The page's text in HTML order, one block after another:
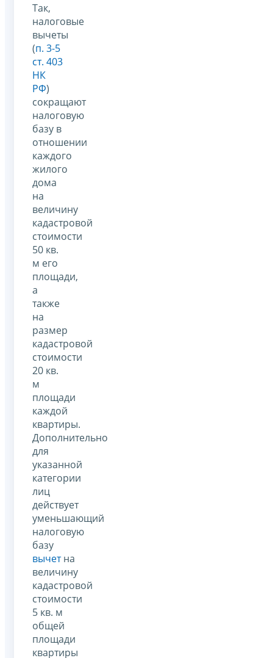
Так,
налоговые
вычеты
(п. 3-5
ст. 403
НК
РФ)
сокращают
налоговую
базу в
отношении
каждого
жилого
дома
на
величину
кадастровой
стоимости
50 кв.
м его
площади,
а
также
на
размер
кадастровой
стоимости
20 кв.
м
площади
каждой
квартиры.
Дополнительно
для
указанной
категории
лиц
действует
уменьшающий
налоговую
базу
вычетна
величину
кадастровой
стоимости
5 кв. м
общей
площади
квартиры